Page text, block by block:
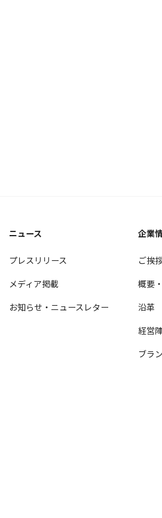
ニュース
プレスリリース
メディア掲載
お知らせ・ニュースレター
企業
ご挨
概要
沿革
経営
ブラ